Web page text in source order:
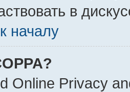
в
началу
Online Privacy